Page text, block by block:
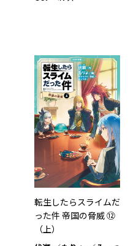
転生したらスライムだ
った件 帝国の脅威 ⑫
（上）